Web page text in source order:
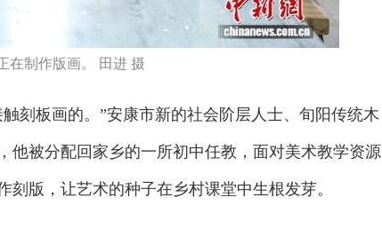
在制作版画。 田进 摄
板画的。”安康市新的社会阶层人士、旬阳传统木
他被分配回家乡的一所初中任教，面对美术教学资源
版，让艺术的种子在乡村课堂中生根发芽。